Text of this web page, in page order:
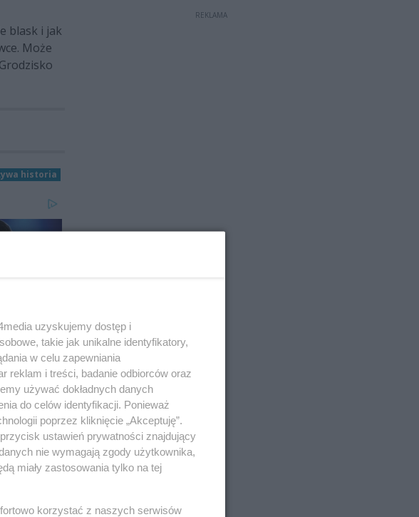
blask i jak
Może
historia
REKLAMA
uzyskujemy dostęp i
takie jak unikalne identyfikatory,
w celu zapewniania
reklam i treści, badanie odbiorców oraz
używać dokładnych danych
do celów identyfikacji. Ponieważ
poprzez kliknięcie „Akceptuję”.
ustawień prywatności znajdujący
nie wymagają zgody użytkownika,
miały zastosowania tylko na tej
korzystać z naszych serwisów